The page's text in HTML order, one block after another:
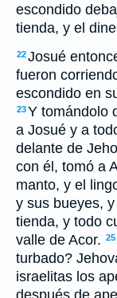
escondido
tienda, y el
22Josué
fueron
escondido en
23Y tomándolo
a Josué y a
delante de
con él, tomó a
manto, y el
y sus bueyes,
tienda, y todo
valle de Acor. 25
turbado?
israelitas los
después de